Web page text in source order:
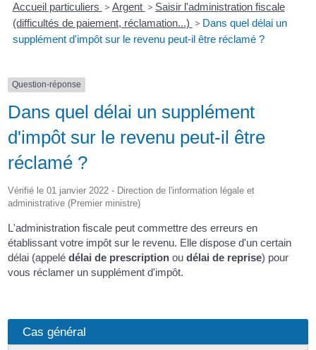
Accueil particuliers > Argent > Saisir l'administration fiscale
(difficultés de paiement, réclamation...) > Dans quel délai un
supplément d'impôt sur le revenu peut-il être réclamé ?
Question-réponse
Dans quel délai un supplément
d'impôt sur le revenu peut-il être
réclamé ?
Vérifié le 01 janvier 2022 - Direction de l'information légale et
administrative (Premier ministre)
L'administration fiscale peut commettre des erreurs en
établissant votre impôt sur le revenu. Elle dispose d'un certain
délai (appelédélai de prescription oudélai de reprise) pour
vous réclamer un supplément d'impôt.
Cas général